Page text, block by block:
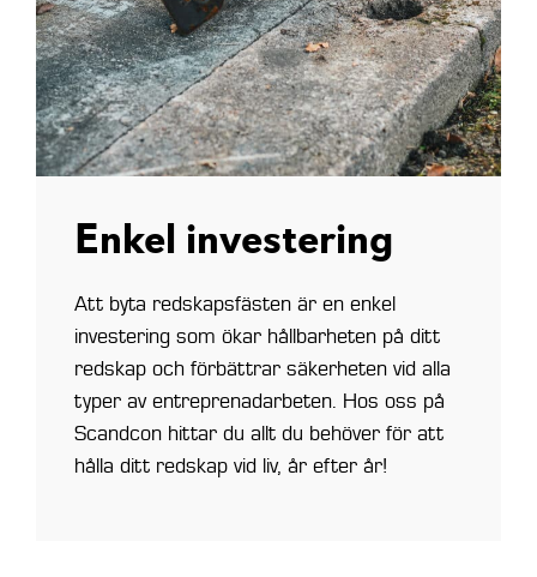
Enkel investering
Att byta redskapsfästen är en enkel
investering som ökar hållbarheten på ditt
redskap och förbättrar säkerheten vid alla
typer av entreprenadarbeten. Hos oss på
Scandcon hittar du allt du behöver för att
hålla ditt redskap vid liv, år efter år!